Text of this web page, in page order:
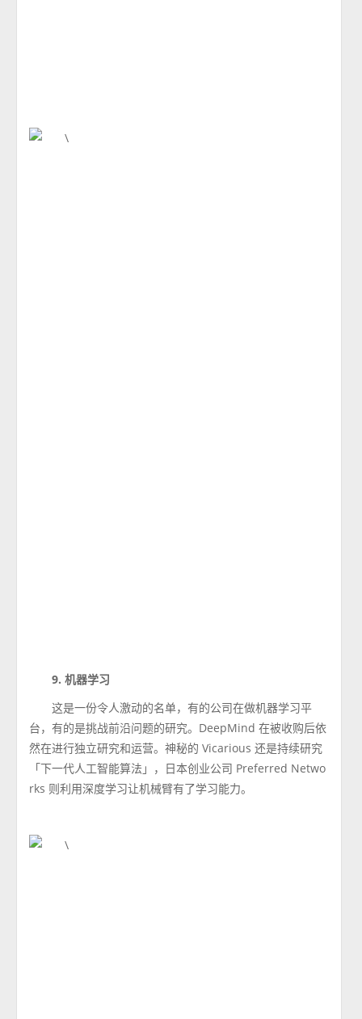
9. 机器学习
这是一份令人激动的名单，有的公司在做机器学习平
台，有的是挑战前沿问题的研究。DeepMind 在被收购后依
然在进行独立研究和运营。神秘的 Vicarious 还是持续研究
「下一代人工智能算法」，日本创业公司 Preferred Netwo
rks 则利用深度学习让机械臂有了学习能力。